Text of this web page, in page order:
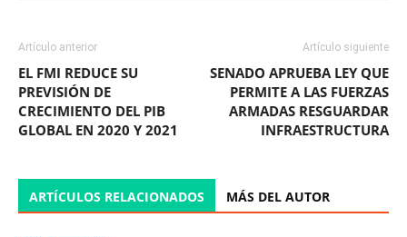
Artículo anterior
EL FMI REDUCE SU
PREVISIÓN DE
CRECIMIENTO DEL PIB
GLOBAL EN 2020 Y 2021
Artículo siguiente
SENADO APRUEBA LEY QUE
PERMITE A LAS FUERZAS
ARMADAS RESGUARDAR
INFRAESTRUCTURA
ARTÍCULOS RELACIONADOS MÁS DEL AUTOR